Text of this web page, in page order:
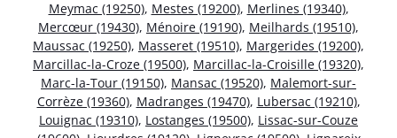
Meymac (19250), Mestes (19200), Merlines (19340),
Mercœur (19430), Ménoire (19190), Meilhards (19510),
Maussac (19250), Masseret (19510), Margerides (19200),
Marcillac-la-Croze (19500), Marcillac-la-Croisille (19320),
Marc-la-Tour (19150), Mansac (19520), Malemort-sur-
Corrèze (19360), Madranges (19470), Lubersac (19210),
Louignac (19310), Lostanges (19500), Lissac-sur-Couze